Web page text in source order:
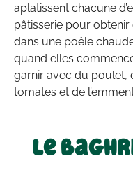
aplatissent chacune
pâtisserie pour obtenir
dans une poêle
quand elles
garnir avec du poulet,
tomates et de
Le